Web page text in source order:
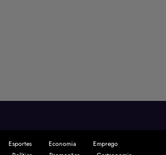
Esportes Economia
Emprego